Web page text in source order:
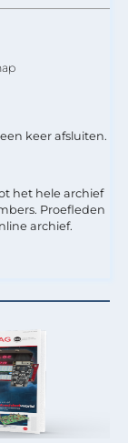
keer afsluiten.
het hele archief
Proefleden
archief.